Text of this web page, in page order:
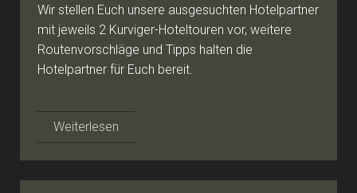
Wir stellen Euch unsere ausgesuchten Hotelpartner
mit jeweils 2 Kurviger-Hoteltouren vor, weitere
Routenvorschläge und Tipps halten die
Hotelpartner für Euch bereit.
Weiterlesen